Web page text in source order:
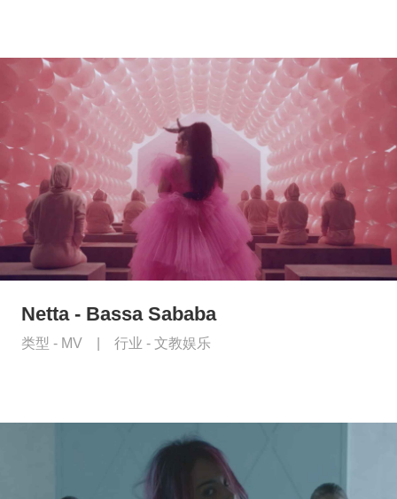
Netta - Bassa Sababa
类型 - MV 行业 - 文教娱乐